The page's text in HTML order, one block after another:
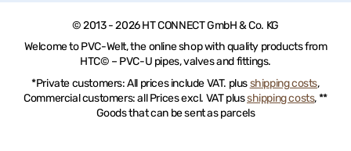
© 2013 - 2026 HT CONNECT GmbH & Co. KG
Welcome to PVC-Welt, the online shop with quality products from
HTC© – PVC-U pipes, valves and fittings.
*Private customers: All prices include VAT. plusshipping costs,
Commercial customers: all Prices excl. VAT plusshipping costs, **
Goods that can be sent as parcels